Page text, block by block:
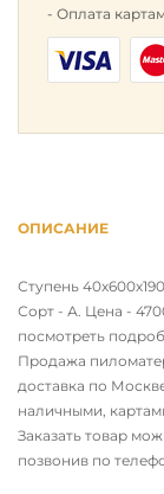
Оплата
ОПИСАНИЕ
Ступень
Сорт - А. Цена -
посмотреть
Продажа
доставка по
наличными,
Заказать товар
позвонив по